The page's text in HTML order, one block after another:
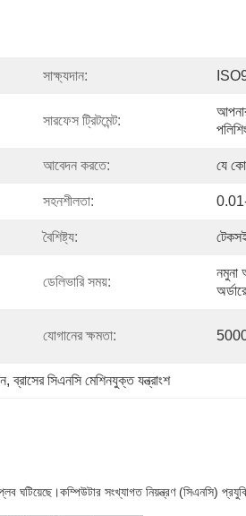
সাক্ষ্যদান:
সারফেস ট্রিটমেন্ট:
আবেদন করতে: যে
সহনশীলতা:
বৈশিষ্ট্য:
ডেলিভারি সময়:
নমুনা
যোগানের ক্ষমতা:
, ব্রাসের সিএনসি মেশিনযুক্ত যন্ত্রাংশ
ঘটিয়েছে।কম্পিউটার সংখ্যাগত নিয়ন্ত্রণ (সিএনসি)